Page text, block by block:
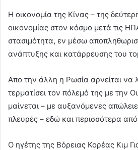
Η οικονομία της Κίνας – της
οικονομίας στον κόσμο μετά τις
στασιμότητα, εν μέσω
ανάπτυξης και κατάρρευσης του
Απο την άλλη η Ρωσία αρνείται να
τερματίσει τον πόλεμό της με την
μαίνεται – με αυξανόμενες
πλευρές – εδώ και περισσότερα από
Ο ηγέτης της Βόρειας Κορέας Κιμ